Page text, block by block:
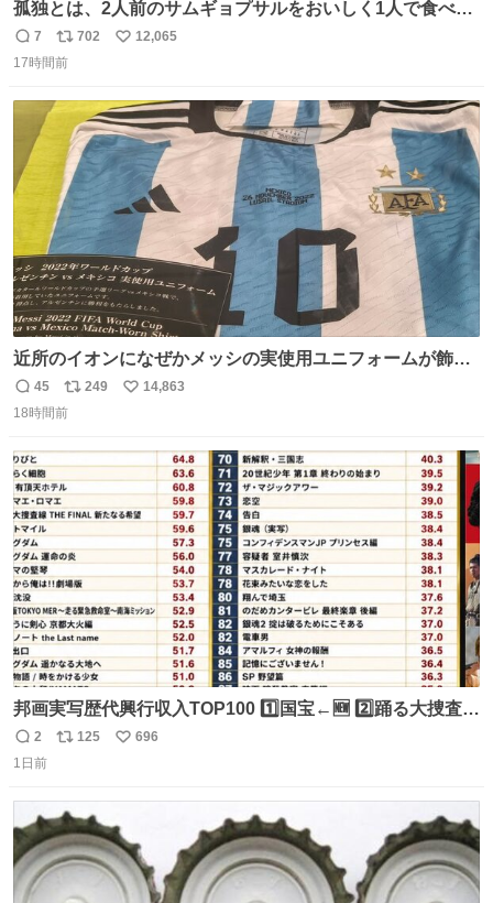
孤独とは、2人前のサムギョプサルをおいしく1人で食べる
ことである←好きすぎる
返
信
7
リ
ポ
ト
数
702
い
数
12,065
17時間前
近所のイオンになぜかメッシの実使用ユニフォームが飾っ
てあっておもろい
返
信
45
リ
ポ
ト
数
249
い
数
14,863
18時間前
邦画実写歴代興行収入TOP100 1️⃣国宝←🆕 2️⃣踊る大捜査線
THE MOVIE2 3️⃣南極物語 4️⃣踊る大捜査線 THE MOVIE 5️⃣
子猫物語 6️⃣劇場版コード・ブルー 7️⃣天と地と 8️⃣永遠の0
どなく、お別れです←🆕 … 60位 キングダム 魂の決戦←🆕
返
信
2
リ
ト
数
125
い
696
1日前